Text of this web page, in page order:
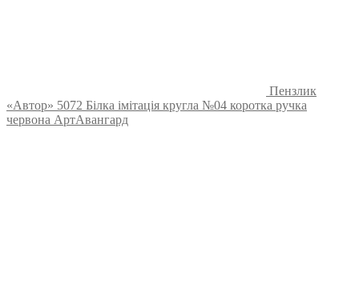
Пензлик
«Автор» 5072 Білка імітація кругла №04 коротка ручка
червона АртАвангард